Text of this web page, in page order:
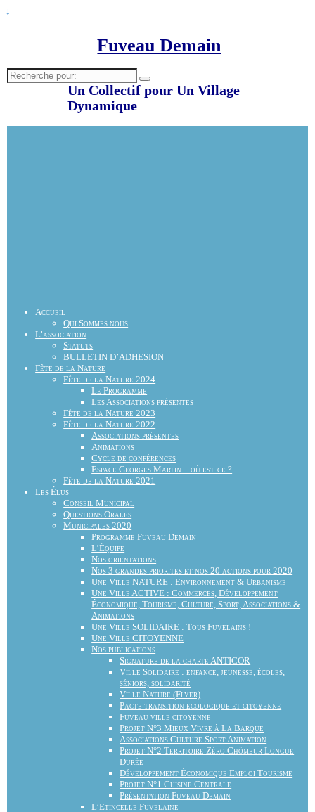
↓
Fuveau Demain
Recherche
pour:
Un Collectif pour Un Village
Dynamique
Accueil
Qui Sommes nous
L’association
Statuts
BULLETIN D’ADHESION
Fête de la Nature
Fête de la Nature 2024
Le Programme
Les Associations présentes
Fête de la Nature 2023
Fête de la Nature 2022
Associations présentes
Animations
Cycle de conférences
Espace Georges Martin – où est-ce ?
Fête de la Nature 2021
Les Élus
Conseil Municipal
Questions Orales
Municipales 2020
Programme Fuveau Demain
L’Équipe
Nos orientations
Nos 3 grandes priorités et nos 20 actions pour 2020
Une Ville NATURE : Environnement & Urbanisme
Une Ville ACTIVE : Commerces, Développement
Économique, Tourisme, Culture, Sport, Associations &
Animations
Une Ville SOLIDAIRE : Tous Fuvelains !
Une Ville CITOYENNE
Nos publications
Signature de la charte ANTICOR
Ville Solidaire : enfance, jeunesse, écoles,
séniors, solidarité
Ville Nature (Flyer)
Pacte transition écologique et citoyenne
Fuveau ville citoyenne
Projet N°3 Mieux Vivre à La Barque
Associations Culture Sport Animation
Projet N°2 Territoire Zéro Chômeur Longue
Durée
Développement Économique Emploi Tourisme
Projet N°1 Cuisine Centrale
Présentation Fuveau Demain
L’Etincelle Fuvelaine